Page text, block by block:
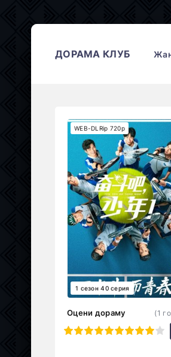
ДОРАМА КЛУБ
WEB-DLRip 720p
1 сезон 40 серия
Оцени дораму
7 8 9 10
(1